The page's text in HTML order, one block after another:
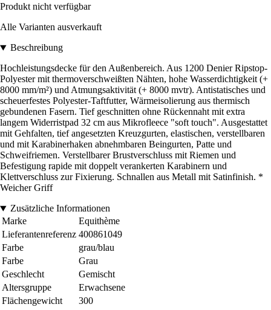
Produkt nicht verfügbar
Alle Varianten ausverkauft
Beschreibung
Hochleistungsdecke für den Außenbereich. Aus 1200 Denier Ripstop-
Polyester mit thermoverschweißten Nähten, hohe Wasserdichtigkeit (+
8000 mm/m²) und Atmungsaktivität (+ 8000 mvtr). Antistatisches und
scheuerfestes Polyester-Taftfutter, Wärmeisolierung aus thermisch
gebundenen Fasern. Tief geschnitten ohne Rückennaht mit extra
langem Widerristpad 32 cm aus Mikrofleece "soft touch". Ausgestattet
mit Gehfalten, tief angesetzten Kreuzgurten, elastischen, verstellbaren
und mit Karabinerhaken abnehmbaren Beingurten, Patte und
Schweifriemen. Verstellbarer Brustverschluss mit Riemen und
Befestigung rapide mit doppelt verankerten Karabinern und
Klettverschluss zur Fixierung. Schnallen aus Metall mit Satinfinish. *
Weicher Griff
Zusätzliche Informationen
Marke
Equithème
Lieferantenreferenz 400861049
Farbe
grau/blau
Farbe
Grau
Geschlecht
Gemischt
Altersgruppe
Erwachsene
Flächengewicht
300